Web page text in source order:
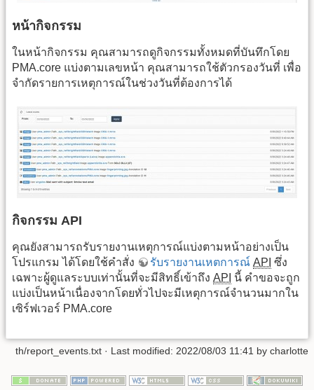
หน้ากิจกรรม
ในหน้ากิจกรรม คุณสามารถดูกิจกรรมทั้งหมดที่บันทึกโดย
PMA.core แบ่งตามเลขหน้า คุณสามารถใช้ตัวกรองวันที่ เพื่อ
จำกัดรายการเหตุการณ์ในช่วงวันที่ต้องการได้
กิจกรรม API
คุณยังสามารถรับรายงานเหตุการณ์แบ่งตามหน้าอย่างเป็น
โปรแกรม ได้โดยใช้คำสั่ง
รับรายงานเหตการณ์ API ซึ่ง
เฉพาะผู้ดูแลระบบเท่านั้นที่จะมีสิทธิ์เข้าถึง API นี้ คำขอจะถูก
แบ่งเป็นหน้าเนื่องจากโดยทั่วไปจะมีเหตุการณ์จำนวนมากใน
เซิร์ฟเวอร์ PMA.core
th/report_events.txt · Last modified: 2022/08/03 11:41 by charlotte